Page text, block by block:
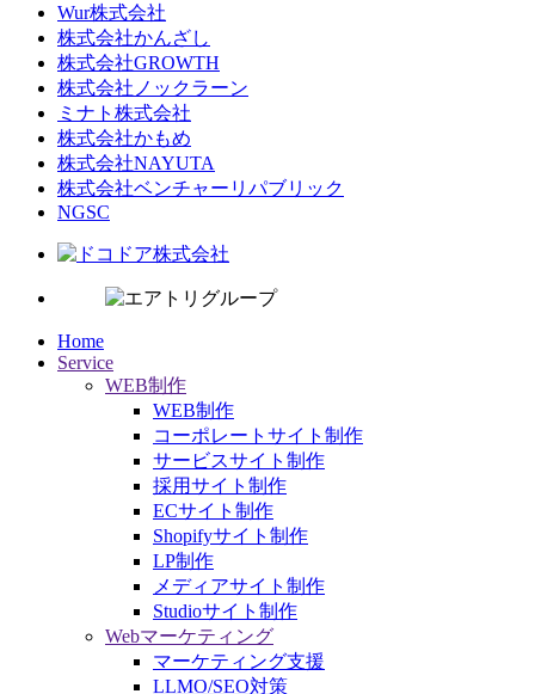
Wur株式会社
株式会社かんざし
株式会社GROWTH
株式会社ノックラーン
ミナト株式会社
株式会社かもめ
株式会社NAYUTA
株式会社ベンチャーリパブリック
NGSC
Home
Service
WEB制作
WEB制作
コーポレートサイト制作
サービスサイト制作
採用サイト制作
ECサイト制作
Shopifyサイト制作
LP制作
メディアサイト制作
Studioサイト制作
Webマーケティング
マーケティング支援
LLMO/SEO対策